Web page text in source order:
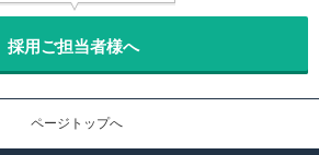
採用ご担当者様へ
ページトップへ